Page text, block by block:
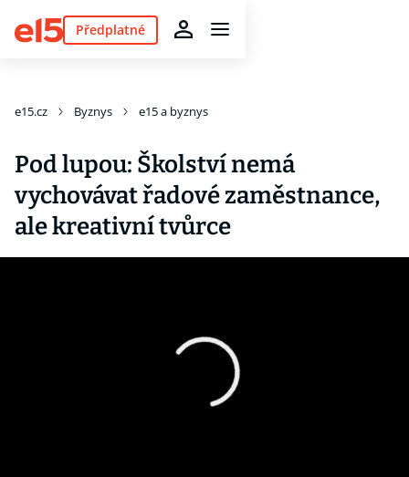
Předplatné
e15.cz Byznys e15 a byznys
Pod lupou: Školství nemá
vychovávat řadové zaměstnance,
ale kreativní tvůrce